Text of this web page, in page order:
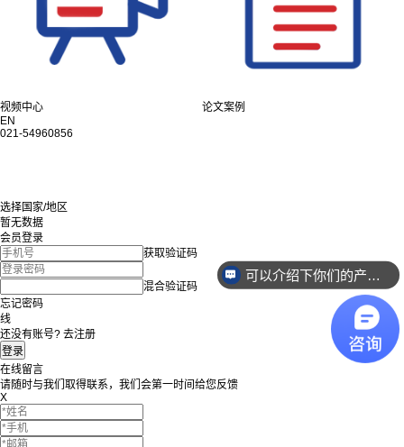
视频中心
论文案例
EN
021-54960856
选择国家/地区
暂无数据
会员登录
获取验证码
混合验证码
忘记密码
线
还没有账号? 去注册
在线留言
请随时与我们取得联系，我们会第一时间给您反馈
X